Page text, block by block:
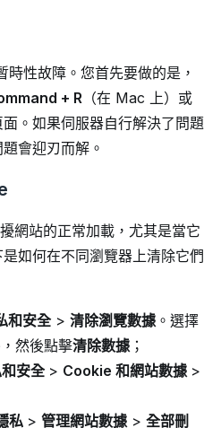
性故障。您首先要做的是，
+ R（在 Mac 上）或
。如果伺服器自行解決了問題
會迎刃而解。
網站的正常加載，尤其是當它
如何在不同瀏覽器上清除它們
和安全> 清除瀏覽數據。選擇
， 然後點擊清除數據；
和安全 > Cookie 和網站數據 >
私 > 管理網站數據> 全部刪